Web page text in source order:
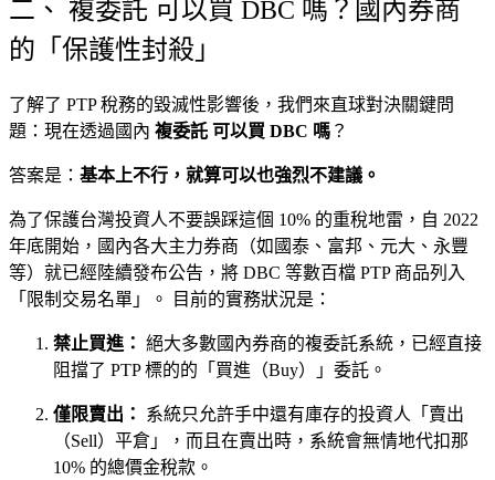
二、 複委託 可以買 DBC 嗎？國內券商
的「保護性封殺」
了解了 PTP 稅務的毀滅性影響後，我們來直球對決關鍵問
題：現在透過國內 複委託 可以買 DBC 嗎 ？
答案是： 基本上不行，就算可以也強烈不建議。
為了保護台灣投資人不要誤踩這個 10% 的重稅地雷，自 2022
年底開始，國內各大主力券商（如國泰、富邦、元大、永豐
等）就已經陸續發布公告，將 DBC 等數百檔 PTP 商品列入
「限制交易名單」。 目前的實務狀況是：
禁止買進： 絕大多數國內券商的複委託系統，已經直接
阻擋了 PTP 標的的「買進（Buy）」委託。
僅限賣出：
系統只允許手中還有庫存的投資人「賣出
（Sell）平倉」，而且在賣出時，系統會無情地代扣那
10% 的總價金稅款。